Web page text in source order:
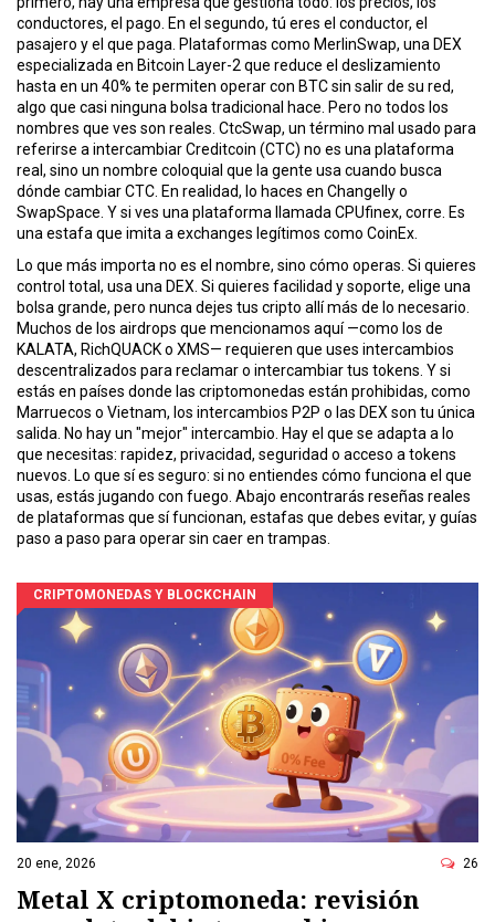
conductores, el pago. En el segundo, tú eres el conductor, el
pasajero y el que paga. Plataformas como MerlinSwap, una DEX
especializada en Bitcoin Layer-2 que reduce el deslizamiento
hasta en un 40% te permiten operar con BTC sin salir de su red,
algo que casi ninguna bolsa tradicional hace. Pero no todos los
nombres que ves son reales. CtcSwap, un término mal usado para
referirse a intercambiar Creditcoin (CTC) no es una plataforma
real, sino un nombre coloquial que la gente usa cuando busca
dónde cambiar CTC. En realidad, lo haces en Changelly o
SwapSpace. Y si ves una plataforma llamada CPUfinex, corre. Es
una estafa que imita a exchanges legítimos como CoinEx.
Lo que más importa no es el nombre, sino cómo operas. Si quieres
control total, usa una DEX. Si quieres facilidad y soporte, elige una
bolsa grande, pero nunca dejes tus cripto allí más de lo necesario.
Muchos de los airdrops que mencionamos aquí —como los de
KALATA, RichQUACK o XMS— requieren que uses intercambios
descentralizados para reclamar o intercambiar tus tokens. Y si
estás en países donde las criptomonedas están prohibidas, como
Marruecos o Vietnam, los intercambios P2P o las DEX son tu única
salida. No hay un "mejor" intercambio. Hay el que se adapta a lo
que necesitas: rapidez, privacidad, seguridad o acceso a tokens
nuevos. Lo que sí es seguro: si no entiendes cómo funciona el que
usas, estás jugando con fuego. Abajo encontrarás reseñas reales
de plataformas que sí funcionan, estafas que debes evitar, y guías
paso a paso para operar sin caer en trampas.
CRIPTOMONEDAS Y BLOCKCHAIN
20 ene, 2026 26
Metal X criptomoneda: revisión